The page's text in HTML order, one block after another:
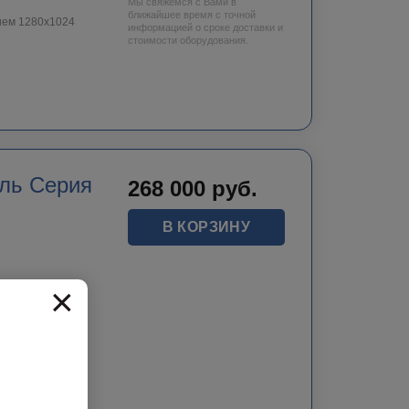
1280х1024
ближайшее время с точной
информацией о сроке доставки и
стоимости оборудования.
Серия
infrared
268 000 руб.
В КОРЗИНУ
×